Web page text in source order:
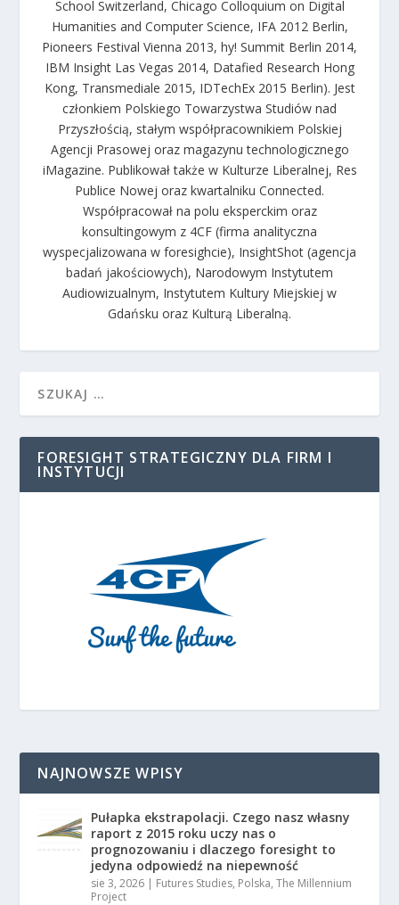
School Switzerland, Chicago Colloquium on Digital
Humanities and Computer Science, IFA 2012 Berlin,
Pioneers Festival Vienna 2013, hy! Summit Berlin 2014,
IBM Insight Las Vegas 2014, Datafied Research Hong
Kong, Transmediale 2015, IDTechEx 2015 Berlin). Jest
członkiem Polskiego Towarzystwa Studiów nad
Przyszłością, stałym współpracownikiem Polskiej
Agencji Prasowej oraz magazynu technologicznego
iMagazine. Publikował także w Kulturze Liberalnej, Res
Publice Nowej oraz kwartalniku Connected.
Współpracował na polu eksperckim oraz
konsultingowym z 4CF (firma analityczna
wyspecjalizowana w foresighcie), InsightShot (agencja
badań jakościowych), Narodowym Instytutem
Audiowizualnym, Instytutem Kultury Miejskiej w
Gdańsku oraz Kulturą Liberalną.
FORESIGHT STRATEGICZNY DLA FIRM I
INSTYTUCJI
NAJNOWSZE WPISY
Pułapka ekstrapolacji. Czego nasz własny
raport z 2015 roku uczy nas o
prognozowaniu i dlaczego foresight to
jedyna odpowiedź na niepewność
sie 3, 2026 | Futures Studies, Polska,The Millennium
Project